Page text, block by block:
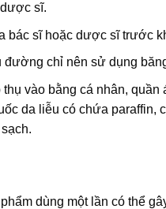
sĩ.
bác sĩ hoặc dược sĩ trước
đường chỉ nên sử dụng
thụ vào bằng cá nhân,
da liễu có chứa
dùng một lần có thể